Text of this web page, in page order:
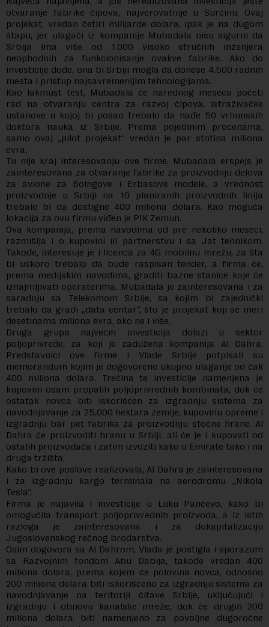
otvaranje fabrike čipova, najverovatnije u Surčinu. Ovaj
projekat, vredan četiri milijarde dolara, ipak je na dugom
štapu, jer ulagači iz kompanije Mubadala nisu sigurni da
Srbija ima više od 1.000 visoko stručnih inženjera
neophodnih za funkcionisanje ovakve fabrike. Ako do
investicije dođe, ona bi Srbiji mogla da donese 4.500 radnih
mesta i pristup najsavremenijim tehnologijama.
Kao lakmust test, Mubadala će narednog meseca početi
rad na otvaranju centra za razvoj čipova, istraživačke
ustanove u kojoj bi posao trebalo da nađe 50 vrhunskih
doktora nauka iz Srbije. Prema pojedinim procenama,
samo ovaj „pilot projekat“ vredan je par stotina miliona
evra.
Tu nije kraj interesovanju ove firme. Mubadala erspejs je
zainteresovana za otvaranje fabrike za proizvodnju delova
za avione za Boingove i Erbasove modele, a vrednost
proizvodnje u Srbiji na 10 planiranih proizvodnih linija
trebalo bi da dostigne 400 miliona dolara. Kao moguća
lokacija za ovu firmu viđen je PIK Zemun.
Ova kompanija, prema navodima od pre nekoliko meseci,
razmišlja i o kupovini ili partnerstvu i sa Jat tehnikom.
Takođe, interesuje je i licenca za 4G mobilnu mrežu, za šta
bi uskoro trebalo da bude raspisan tender, a firma će,
prema medijskim navodima, graditi bazne stanice koje će
iznajmljivati operaterima. Mubadala je zainteresovana i za
saradnju sa Telekomom Srbije, sa kojim bi zajednički
trebalo da gradi „data centar“, što je projekat koji se meri
desetinama miliona evra, ako ne i više.
Druga grupa najvećih investicija dolazi u sektor
poljoprivrede, za koji je zadužena kompanija Al Dahra.
Predstavnici ove firme i Vlade Srbije potpisali su
memorandum kojim je dogovoreno ukupno ulaganje od čak
400 miliona dolara. Trećina te investicije namenjena je
kupovini osam propalih poljoprivrednih kombinata, dok će
ostatak novca biti iskorišćen za izgradnju sistema za
navodnjavanje za 25.000 hektara zemlje, kupovinu opreme i
izgradnju bar pet fabrika za proizvodnju stočne hrane. Al
Dahra će proizvoditi hranu u Srbiji, ali će je i kupovati od
ostalih proizvođača i zatim izvoziti kako u Emirate tako i na
druga tržišta.
Kako bi ove poslove realizovala, Al Dahra je zainteresovana
i za izgradnju kargo terminala na aerodromu „Nikola
Tesla“.
Firma je najavila i investicije u Luku Pančevo, kako bi
omogućila transport poljoprivrednih proizvoda, a iz istih
razloga je zainteresovana i za dokapitalizaciju
Jugoslovenskog rečnog brodarstva.
Osim dogovora sa Al Dahrom, Vlada je postigla i sporazum
sa Razvojnim fondom Abu Dabija, takođe vredan 400
miliona dolara, prema kojem će polovina novca, odnosno
200 miliona dolara biti iskorišćeno za izgradnju sistema za
navodnjavanje na teritoriji čitave Srbije, uključujući i
izgradnju i obnovu kanalske mreže, dok će drugih 200
miliona dolara biti namenjeno za povoljne dugoročne